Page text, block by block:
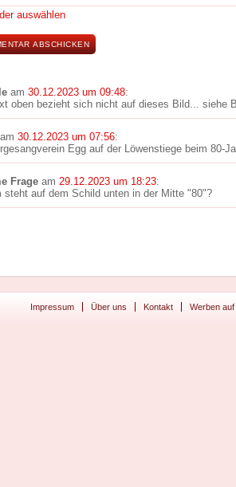
auswählen
am 30.12.2023 um 09:48:
oben bezieht sich nicht auf dieses Bild... siehe
am 30.12.2023 um 07:56:
Egg auf der Löwenstiege beim 80-
Frage am 29.12.2023 um 18:23:
steht auf dem Schild unten in der Mitte "80"?
Impressum Über uns Kontakt Werben